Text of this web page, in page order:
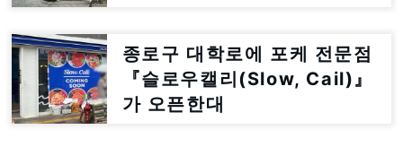
종로구 대학로에 포케 전문점
『슬로우캘리(Slow, Cail)』
가 오픈한대